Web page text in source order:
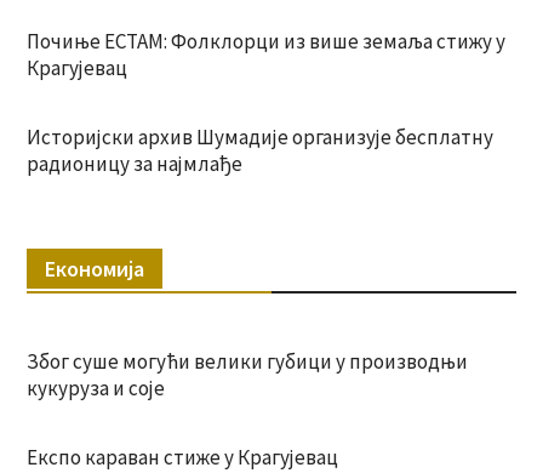
Почиње ЕСТАМ: Фолклорци из више земаља стижу у
Крагујевац
Историјски архив Шумадије организује бесплатну
радионицу за најмлађе
Економија
Због суше могући велики губици у производњи
кукуруза и соје
Експо караван стиже у Крагујевац